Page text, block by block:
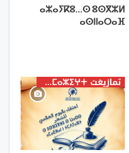
ⴰⵣⴰⵢⴽⵓ…ⵙ ⵓⵙⴳⵣⵍ
ⴰⵙⵏⵏⴰⵔⴰⴼ
تمازيغت ⵜⴰⵎⴰⵣⵉⵖⵜ